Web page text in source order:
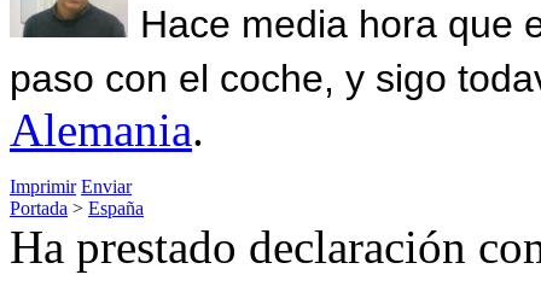
Hace media hora que
paso con el coche, y sigo
Alemania.
Imprimir Enviar
Portada > España
Ha prestado declaración